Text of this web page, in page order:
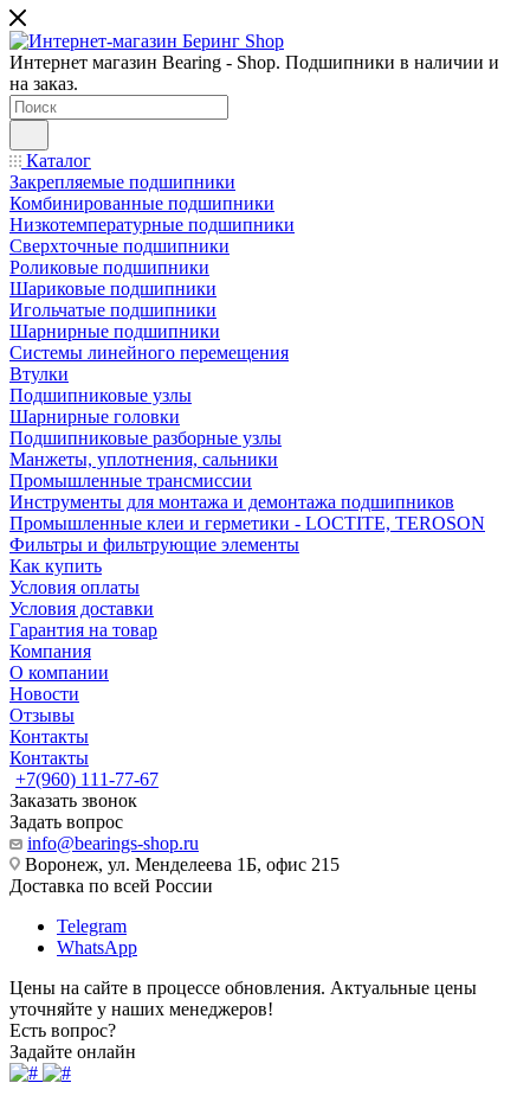
Интернет магазин Bearing - Shop. Подшипники в наличии и
на заказ.
Каталог
Закрепляемые подшипники
Комбинированные подшипники
Низкотемпературные подшипники
Сверхточные подшипники
Роликовые подшипники
Шариковые подшипники
Игольчатые подшипники
Шарнирные подшипники
Системы линейного перемещения
Втулки
Подшипниковые узлы
Шарнирные головки
Подшипниковые разборные узлы
Манжеты, уплотнения, сальники
Промышленные трансмиссии
Инструменты для монтажа и демонтажа подшипников
Промышленные клеи и герметики - LOCTITE, TEROSON
Фильтры и фильтрующие элементы
Как купить
Условия оплаты
Условия доставки
Гарантия на товар
Компания
О компании
Новости
Отзывы
Контакты
Контакты
+7(960) 111-77-67
Заказать звонок
Задать вопрос
info@bearings-shop.ru
Воронеж, ул. Менделеева 1Б, офис 215
Доставка по всей России
Telegram
WhatsApp
Цены на сайте в процессе обновления. Актуальные цены
уточняйте у наших менеджеров!
Есть вопрос?
Задайте онлайн